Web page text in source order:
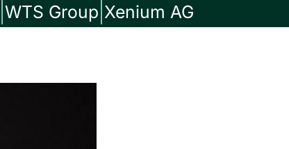
WTS Group Xenium AG